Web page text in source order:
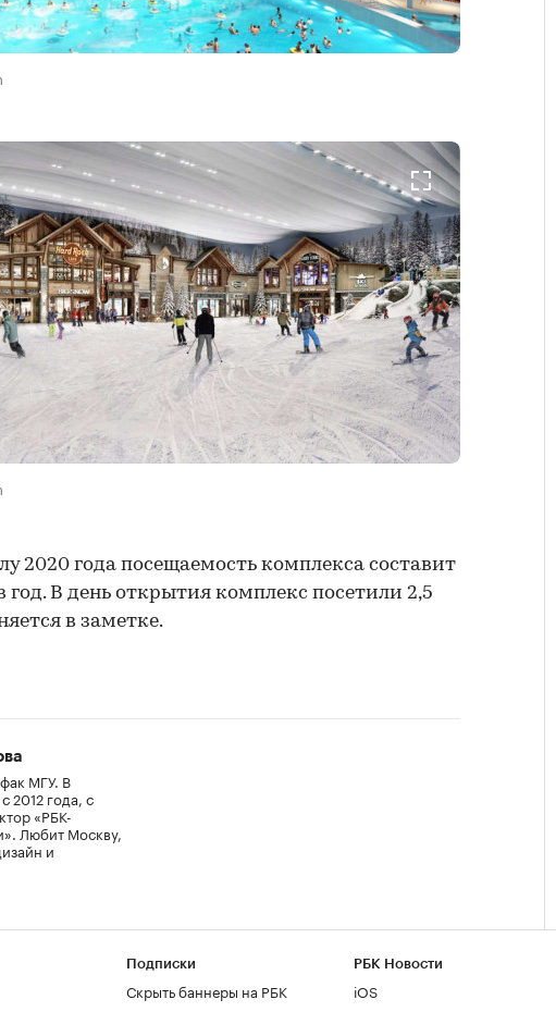
2020 года посещаемость комплекса составит
год. В день открытия комплекс посетили 2,5
в заметке.
МГУ. В
2012 года, с
«РБК-
Любит Москву,
и
Подписки
Скрыть баннеры на РБК
РБК Новости
iOS